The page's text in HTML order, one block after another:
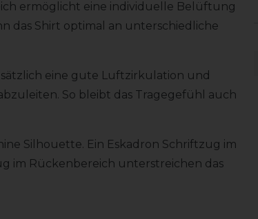
ermöglicht eine individuelle Belüftung
das Shirt optimal an unterschiedliche
eine gute Luftzirkulation und
So bleibt das Tragegefühl auch
Silhouette. Ein Eskadron Schriftzug im
im Rückenbereich unterstreichen das